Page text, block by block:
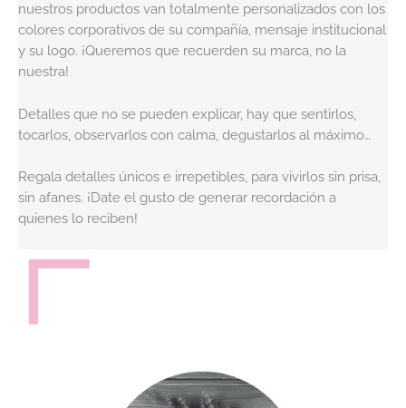
nuestros productos van totalmente personalizados con los
colores corporativos de su compañía, mensaje institucional
y su logo. ¡Queremos que recuerden su marca, no la
nuestra!
Detalles que no se pueden explicar, hay que sentirlos,
tocarlos, observarlos con calma, degustarlos al máximo…
Regala detalles únicos e irrepetibles, para vivirlos sin prisa,
sin afanes. ¡Date el gusto de generar recordación a
quienes lo reciben!